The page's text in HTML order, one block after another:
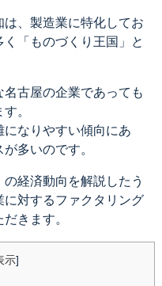
は、製造業に特化してお
「ものづくり王国」と
古屋の企業であっても
。
なりやすい傾向にあ
多いのです。
経済動向を解説したう
に対するファクタリング
きます。
示]